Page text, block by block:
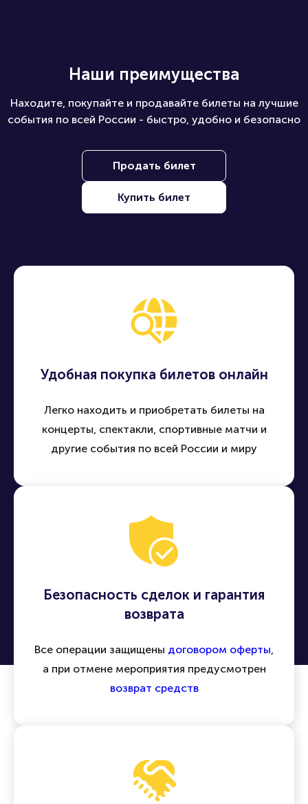
Наши преимущества
Находите, покупайте и продавайте билеты на лучшие
события по всей России - быстро, удобно и безопасно
Продать билет
Купить билет
Удобная покупка билетов онлайн
Легко находить и приобретать билеты на
концерты, спектакли, спортивные матчи и
другие события по всей России и миру
Безопасность сделок и гарантия
возврата
Все операции защищены договором оферты,
а при отмене мероприятия предусмотрен
возврат средств